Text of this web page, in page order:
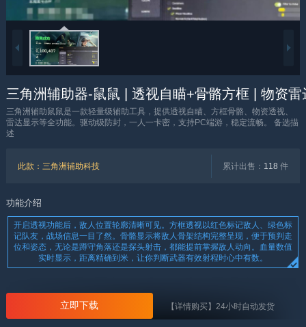
三角洲辅助器-鼠鼠 | 透视自瞄+骨骼方框 | 物资雷
三角洲辅助鼠鼠是一款轻量级辅助工具，提供透视自瞄、方框骨骼、物资透视、
雷达显示等全功能。驱动级防封，一人一卡密，支持PC端游，稳定流畅。 备选描
述
此款 ：三角洲辅助科技 累计出售： 118 件
功能介绍
开启透视功能后，敌人位置轮廓清晰可见。方框透视以红色标记敌人、绿色标
记队友，战场信息一目了然。骨骼显示将敌人骨架结构完整呈现，便于预判走
位和姿态，无论是蹲守角落还是探头射击，都能提前掌握敌人动向。血量数值
实时显示，距离精确到米，让你判断武器有效射程时心中有数。
立即下载 【详情购买】24小时自动发货